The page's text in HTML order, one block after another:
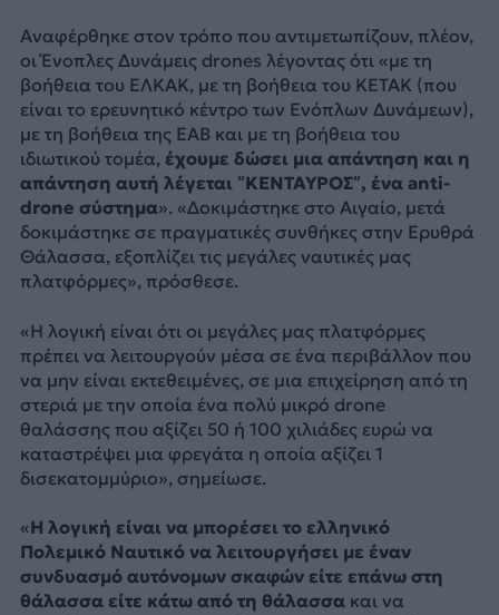
Αναφέρθηκε στον τρόπο που αντιμετωπίζουν, πλέον,
οι Ένοπλες Δυνάμεις drones λέγοντας ότι «με τη
βοήθεια του ΕΛΚΑΚ, με τη βοήθεια του ΚΕΤΑΚ (που
είναι το ερευνητικό κέντρο των Ενόπλων Δυνάμεων),
με τη βοήθεια της ΕΑΒ και με τη βοήθεια του
ιδιωτικού τομέα, έχουμε δώσει μια απάντηση και η
απάντηση αυτή λέγεται “ΚΕΝΤΑΥΡΟΣ”, ένα anti-
drone σύστημα». «Δοκιμάστηκε στο Αιγαίο, μετά
δοκιμάστηκε σε πραγματικές συνθήκες στην Ερυθρά
Θάλασσα, εξοπλίζει τις μεγάλες ναυτικές μας
πλατφόρμες», πρόσθεσε.
«Η λογική είναι ότι οι μεγάλες μας πλατφόρμες
πρέπει να λειτουργούν μέσα σε ένα περιβάλλον που
να μην είναι εκτεθειμένες, σε μια επιχείρηση από τη
στεριά με την οποία ένα πολύ μικρό drone
θαλάσσης που αξίζει 50 ή 100 χιλιάδες ευρώ να
καταστρέψει μια φρεγάτα η οποία αξίζει 1
δισεκατομμύριο», σημείωσε.
«Η λογική είναι να μπορέσει το ελληνικό
Πολεμικό Ναυτικό να λειτουργήσει με έναν
συνδυασμό αυτόνομων σκαφών είτε επάνω στη
θάλασσα είτε κάτω από τη θάλασσακαι να